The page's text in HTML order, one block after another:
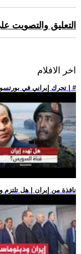
التعليق والتصويت
اخر الافلام
.. تحرك إيراني في بورتسودان يهدد قناة السويس.. ما التفاصيل؟ | #
.. نافذة من إيران | هل